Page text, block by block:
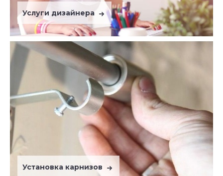
Услуги дизайнера
Установка карнизов